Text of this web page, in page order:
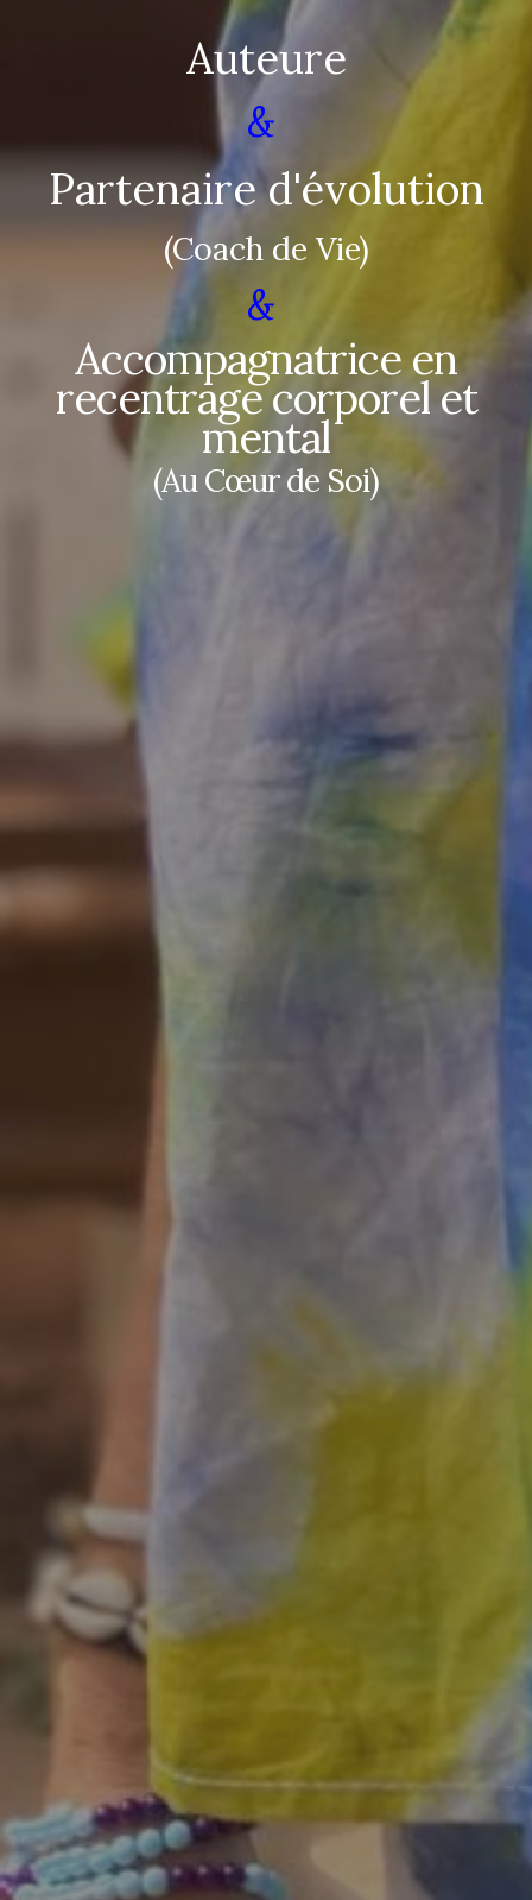
Auteure
&
Partenaire d'évolution
(Coach de Vie)
&
Accompagnatrice en
recentrage corporel et
mental
(Au Cœur de Soi)